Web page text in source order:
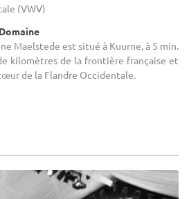
(VWV)
Maelstede est situé à Kuurne, à 5 min.
kilomètres de la frontière française et
de la Flandre Occidentale.